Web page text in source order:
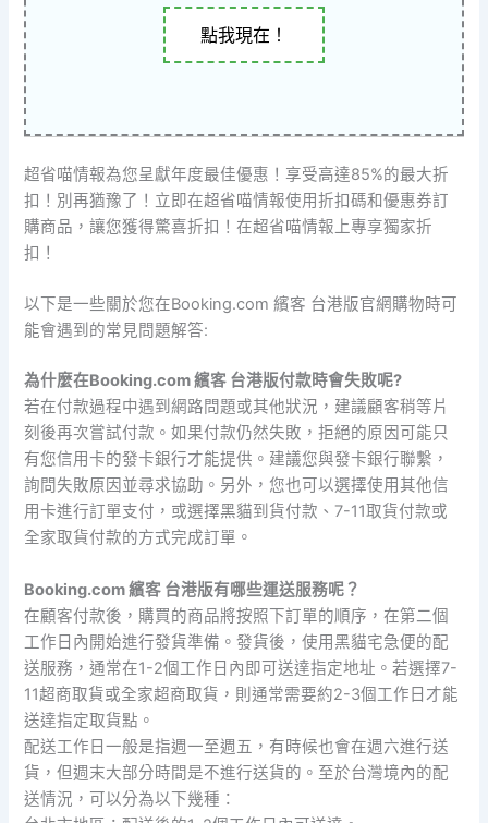
點我現在！
超省喵情報為您呈獻年度最佳優惠！享受高達85%的最大折
扣！別再猶豫了！立即在超省喵情報使用折扣碼和優惠券訂
購商品，讓您獲得驚喜折扣！在超省喵情報上專享獨家折
扣！
以下是一些關於您在Booking.com 繽客 台港版官網購物時可
能會遇到的常見問題解答:
為什麼在Booking.com 繽客 台港版付款時會失敗呢?
若在付款過程中遇到網路問題或其他狀況，建議顧客稍等片
刻後再次嘗試付款。如果付款仍然失敗，拒絕的原因可能只
有您信用卡的發卡銀行才能提供。建議您與發卡銀行聯繫，
詢問失敗原因並尋求協助。另外，您也可以選擇使用其他信
用卡進行訂單支付，或選擇黑貓到貨付款、7-11取貨付款或
全家取貨付款的方式完成訂單。
Booking.com 繽客 台港版有哪些運送服務呢？
在顧客付款後，購買的商品將按照下訂單的順序，在第二個
工作日內開始進行發貨準備。發貨後，使用黑貓宅急便的配
送服務，通常在1-2個工作日內即可送達指定地址。若選擇7-
11超商取貨或全家超商取貨，則通常需要約2-3個工作日才能
送達指定取貨點。
配送工作日一般是指週一至週五，有時候也會在週六進行送
貨，但週末大部分時間是不進行送貨的。至於台灣境內的配
送情況，可以分為以下幾種：